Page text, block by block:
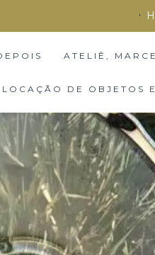
ATELIÊ,
LOCAÇÃO DE OBJETOS